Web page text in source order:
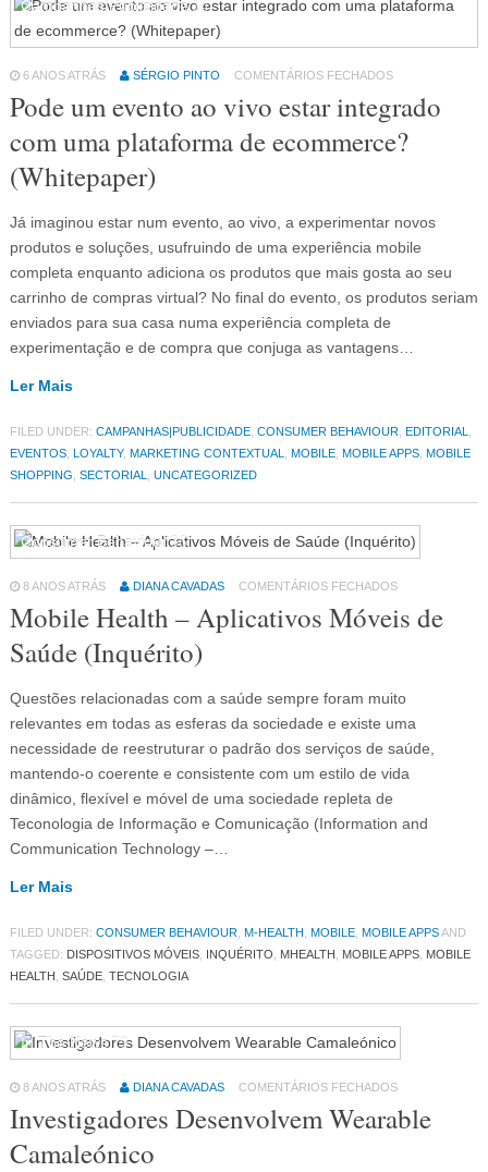
Campanhas|Publicidade14
6 ANOS ATRÁS SÉRGIO PINTO COMENTÁRIOS FECHADOS
Pode um evento ao vivo estar integrado
com uma plataforma de ecommerce?
(Whitepaper)
Já imaginou estar num evento, ao vivo, a experimentar novos
produtos e soluções, usufruindo de uma experiência mobile
completa enquanto adiciona os produtos que mais gosta ao seu
carrinho de compras virtual? No final do evento, os produtos seriam
enviados para sua casa numa experiência completa de
experimentação e de compra que conjuga as vantagens…
Ler Mais
FILED UNDER: CAMPANHAS|PUBLICIDADE, CONSUMER BEHAVIOUR, EDITORIAL
EVENTOS, LOYALTY, MARKETING CONTEXTUAL MOBILE, MOBILE APPS, MOBILE
SHOPPING SECTORIAL UNCATEGORIZED
Consumer Behaviour36
8 ANOS ATRÁS DIANA CAVADAS COMENTÁRIOS FECHADOS
Mobile Health – Aplicativos Móveis de
Saúde (Inquérito)
Questões relacionadas com a saúde sempre foram muito
relevantes em todas as esferas da sociedade e existe uma
necessidade de reestruturar o padrão dos serviços de saúde,
mantendo-o coerente e consistente com um estilo de vida
dinâmico, flexível e móvel de uma sociedade repleta de
Teconologia de Informação e Comunicação (Information and
Communication Technology –…
Ler Mais
FILED UNDER: CONSUMER BEHAVIOUR, M-HEALTH MOBILE, MOBILE APPSAND
TAGGED: DISPOSITIVOS MÓVEIS, INQUÉRITO MHEALTH MOBILE APPS, MOBILE
HEALTH SAÚDE, TECNOLOGIA
In The News79
8 ANOS ATRÁS DIANA CAVADAS COMENTÁRIOS FECHADOS
Investigadores Desenvolvem Wearable
Camaleónico